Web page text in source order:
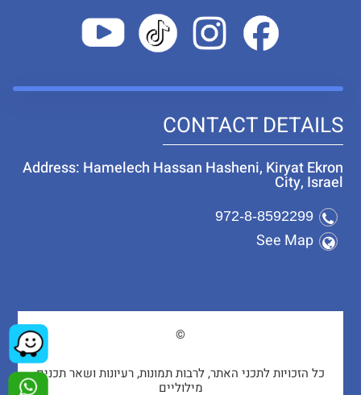
CONTACT DETAILS
Address: Hamelech Hassan Hasheni, Kiryat Ekron
City, Israel
972-8-8592299
See Map
©
כל הזכויות לתכני האתר, לרבות תמונות, רעיונות ושאר תכנים
מילוליים